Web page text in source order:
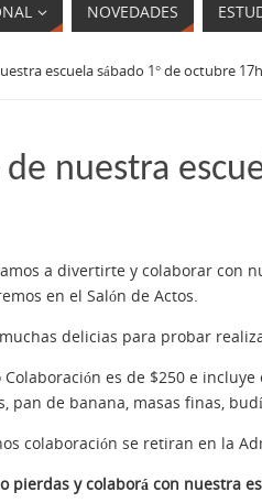
NOVEDADES
escuela sábado 1° de octubre
nuestra
a divertirte y colaborar con
en el Salón de Actos.
muchas delicias para probar
Colaboración es de $250 e
pan de banana, masas finas,
colaboración se retiran en la
pierdas y colaborá con nuestra